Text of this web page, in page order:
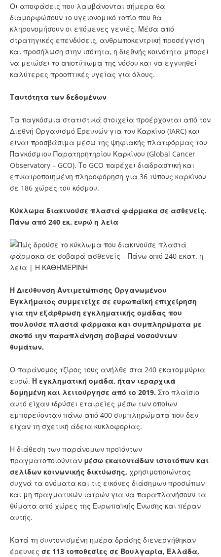
Οι αποφάσεις που λαμβάνονται σήμερα θα
διαμορφώσουν το υγειονομικό τοπίο που θα
κληρονομήσουν οι επόμενες γενιές. Μέσα από
στρατηγικές επενδύσεις, ανθρωποκεντρική προσέγγιση
και προσήλωση στην ισότητα, η διεθνής κοινότητα μπορεί
να μειώσει το αποτύπωμα της νόσου και να εγγυηθεί
καλύτερες προοπτικές υγείας για όλους.
Ταυτότητα των δεδομένων
Τα παγκόσμια στατιστικά στοιχεία προέρχονται από τον
Διεθνή Οργανισμό Ερευνών για τον Καρκίνο (IARC) και
είναι προσβάσιμα μέσω της ψηφιακής πλατφόρμας του
Παγκόσμιου Παρατηρητηρίου Καρκίνου (Global Cancer
Observatory – GCO). Το GCO παρέχει διαδραστική και
επικαιροποιημένη πληροφόρηση για 36 τύπους καρκίνου
σε 186 χώρες του κόσμου.
Κύκλωμα διακινούσε πλαστά φάρμακα σε ασθενείς.
Πάνω από 240 εκ. ευρώ η λεία
Η Διεύθυνση Αντιμετώπισης Οργανωμένου
Εγκλήματος συμμετείχε σε ευρωπαϊκή επιχείρηση
για την εξάρθρωση εγκληματικής ομάδας που
πουλούσε πλαστά φάρμακα και συμπληρώματα με
σκοπό την παραπλάνηση σοβαρά νοσούντων
θυμάτων.
Ο παράνομος τζίρος τους ανήλθε στα 240 εκατομμύρια
ευρώ. Η εγκληματική ομάδα, ήταν ιεραρχικά
δομημένη και λειτούργησε από το 2019. Στο πλαίσιο
αυτό είχαν ιδρύσει εταιρείες μέσω των οποίων
εμπορεύονταν πάνω από 400 συμπληρώματα που δεν
είχαν τη σχετική άδεια κυκλοφορίας.
Η διάθεση των παράνομων προϊόντων
πραγματοποιούνταν μέσω εκατοντάδων ιστοτόπων και
σελίδων κοινωνικής δικτύωσης, χρησιμοποιώντας
συχνά τα ονόματα και τις εικόνες διάσημων προσώπων
και μη πραγματικών ιατρών για να παραπλανήσουν τα
θύματα από χώρες της Ευρωπαϊκής Ένωσης και πέραν
αυτής.
Κατά τη συντονισμένη ημέρα δράσης διενεργήθηκαν
έρευνες σε 113 τοποθεσίες σε Βουλγαρία, Ελλάδα,